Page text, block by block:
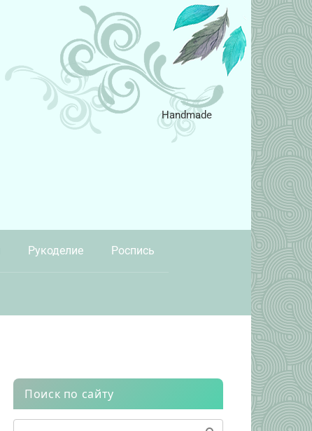
Handmade
Рукоделие Роспись
Поиск по сайту